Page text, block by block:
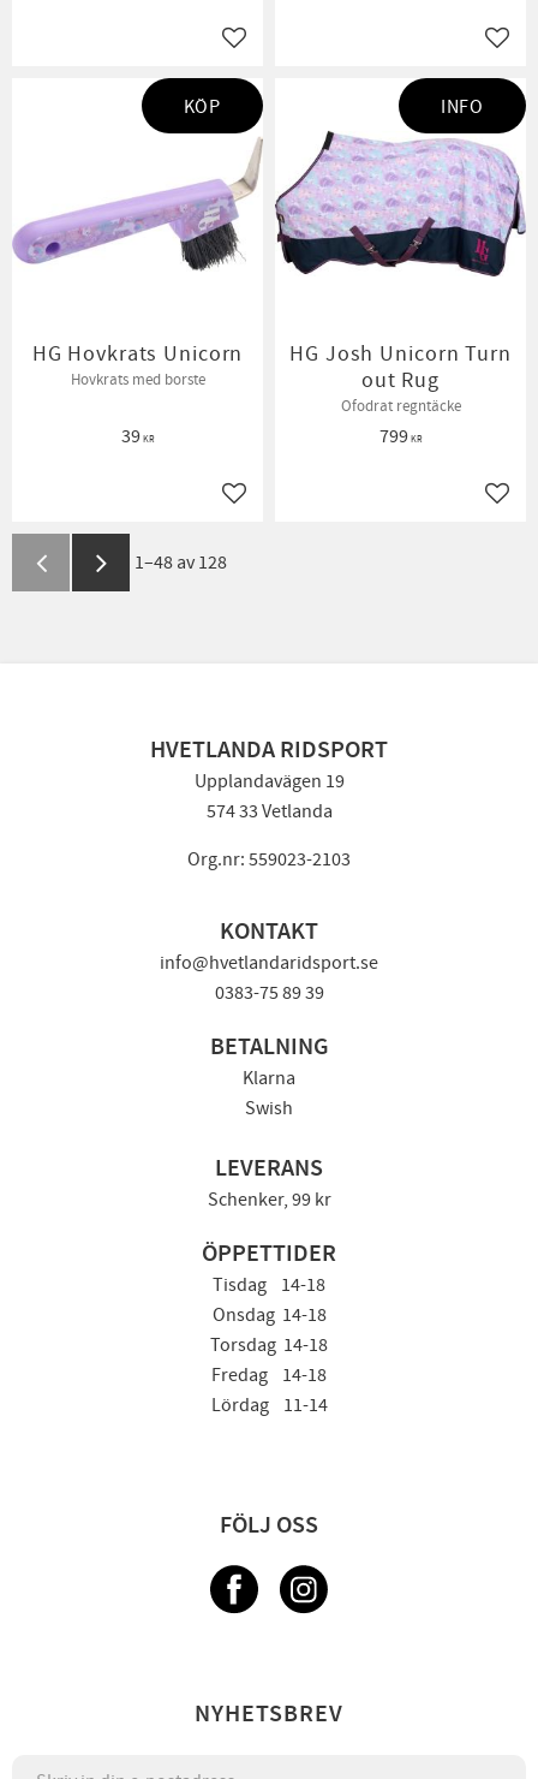
Lägg till i favoriter
HG Hovkrats Unicorn
Hovkrats med borste
39KR
Lägg till i favoriter
KÖP
HG Josh Unicorn Turn
out Rug
Ofodrat regntäcke
799KR
INFO
1–48 av 128
HVETLANDA RIDSPORT
Upplandavägen 19
574 33 Vetlanda
Org.nr: 559023-2103
KONTAKT
info@hvetlandaridsport.se
0383-75 89 39
BETALNING
Klarna
Swish
LEVERANS
Schenker, 99 kr
ÖPPETTIDER
Tisdag 14-18
Onsdag 14-18
Torsdag 14-18
Fredag 14-18
Lördag 11-14
FÖLJ OSS
NYHETSBREV